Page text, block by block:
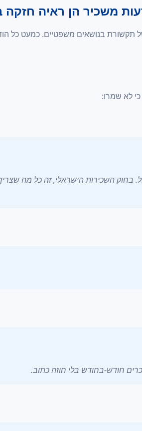
משכיר הן ראיה חזקה
תקשורת בנושאים משפטיים. כמעט כל
לא שמרו:
בחוק השכירות הישראלי, זה כל מה
חודש-בחודש בלי חוזה כתוב.